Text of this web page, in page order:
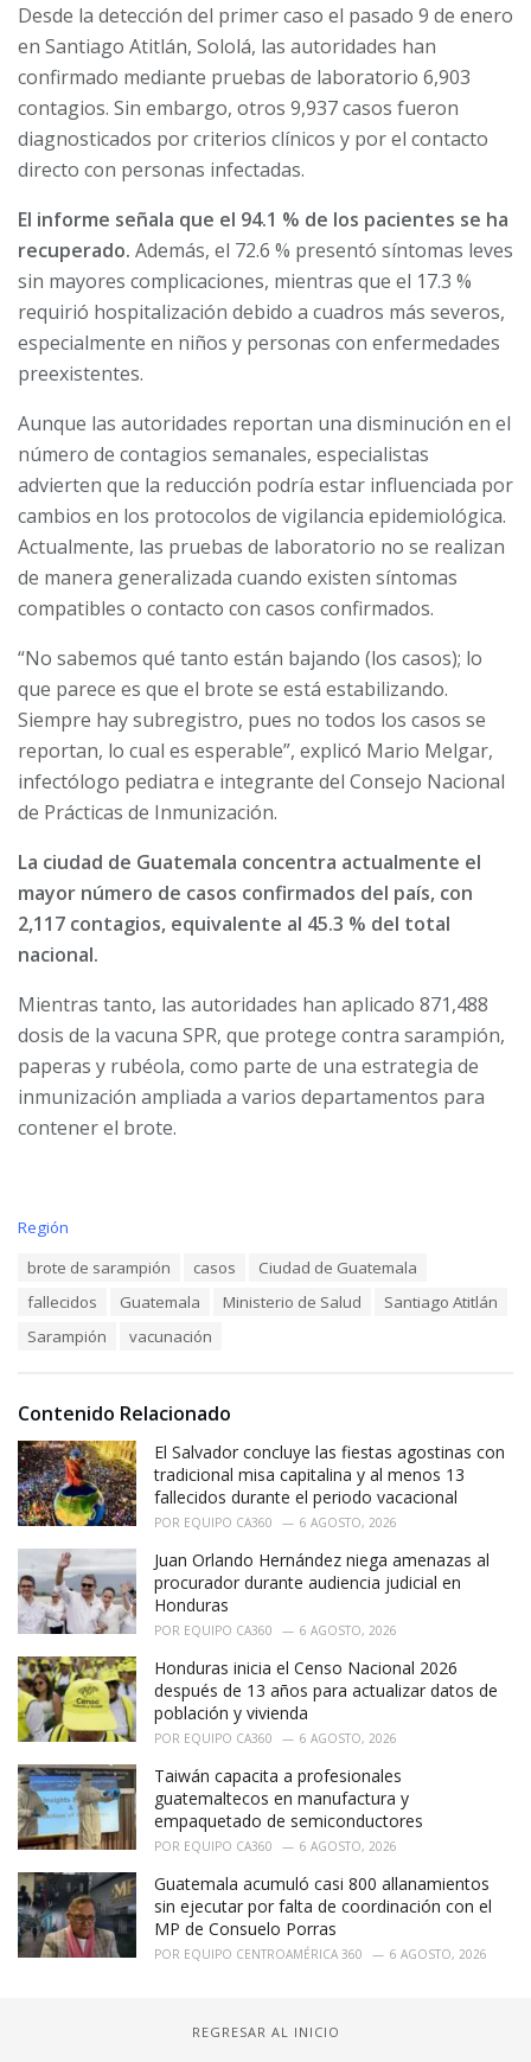
Desde la detección del primer caso el pasado 9 de enero
en Santiago Atitlán, Sololá, las autoridades han
confirmado mediante pruebas de laboratorio 6,903
contagios. Sin embargo, otros 9,937 casos fueron
diagnosticados por criterios clínicos y por el contacto
directo con personas infectadas.
El informe señala que el 94.1 % de los pacientes se ha
recuperado. Además, el 72.6 % presentó síntomas leves
sin mayores complicaciones, mientras que el 17.3 %
requirió hospitalización debido a cuadros más severos,
especialmente en niños y personas con enfermedades
preexistentes.
Aunque las autoridades reportan una disminución en el
número de contagios semanales, especialistas
advierten que la reducción podría estar influenciada por
cambios en los protocolos de vigilancia epidemiológica.
Actualmente, las pruebas de laboratorio no se realizan
de manera generalizada cuando existen síntomas
compatibles o contacto con casos confirmados.
“No sabemos qué tanto están bajando (los casos); lo
que parece es que el brote se está estabilizando.
Siempre hay subregistro, pues no todos los casos se
reportan, lo cual es esperable”, explicó Mario Melgar,
infectólogo pediatra e integrante del Consejo Nacional
de Prácticas de Inmunización.
La ciudad de Guatemala concentra actualmente el
mayor número de casos confirmados del país, con
2,117 contagios, equivalente al 45.3 % del total
nacional.
Mientras tanto, las autoridades han aplicado 871,488
dosis de la vacuna SPR, que protege contra sarampión,
paperas y rubéola, como parte de una estrategia de
inmunización ampliada a varios departamentos para
contener el brote.
C
s
:
Región
brote de sarampión casos
Ciudad de Guatemala
fallecidos
Guatemala Ministerio de Salud
Santiago Atitlán
Sarampión
vacunación
Contenido Relacionado
El Salvador concluye las fiestas agostinas con
tradicional misa capitalina y al menos 13
fallecidos durante el periodo vacacional
POR EQUIPO CA360 6 AGOSTO, 2026
Juan Orlando Hernández niega amenazas al
procurador durante audiencia judicial en
Honduras
POR EQUIPO CA360 6 AGOSTO, 2026
Honduras inicia el Censo Nacional 2026
después de 13 años para actualizar datos de
población y vivienda
POR EQUIPO CA360 6 AGOSTO, 2026
Taiwán capacita a profesionales
guatemaltecos en manufactura y
empaquetado de semiconductores
POR EQUIPO CA360 6 AGOSTO, 2026
Guatemala acumuló casi 800 allanamientos
sin ejecutar por falta de coordinación con el
MP de Consuelo Porras
POR EQUIPO CENTROAMÉRICA 360 6 AGOSTO, 2026
REGRESAR AL INICIO